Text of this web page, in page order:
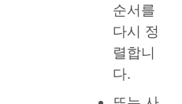
순서를
다시 정
렬합니
다.